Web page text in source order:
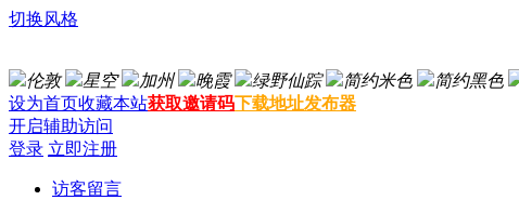
切换风格
伦敦 星空 加州 晚霞 绿野仙踪 简约米色 简约黑色
设为首页收藏本站获取邀请码下载地址发布器
开启辅助访问
登录 立即注册
访客留言